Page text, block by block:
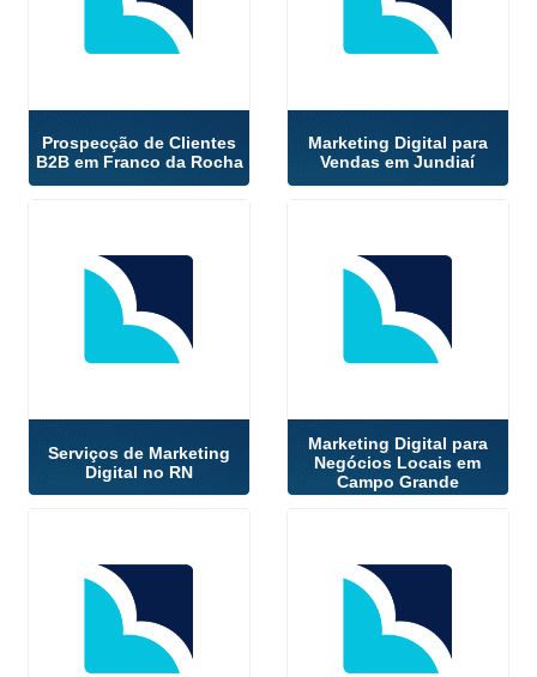
Prospecção de Clientes
B2B em Franco da Rocha
Marketing Digital para
Vendas em Jundiaí
Serviços de Marketing
Digital no RN
Marketing Digital para
Negócios Locais em
Campo Grande